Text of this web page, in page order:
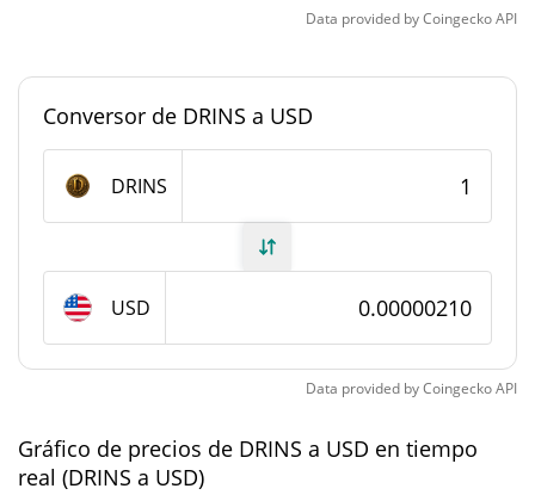
Suministro total 999.794.267,098 DRINS
Capitalización de mercado de DRINS
$2100,22
mercado
completamente diluida
0.01%
Data provided byCoingeckoAPI
Conversor de DRINS a USD
DRINS
USD
Data provided byCoingeckoAPI
Gráfico de precios de DRINS a USD en tiempo
real (DRINS a USD)